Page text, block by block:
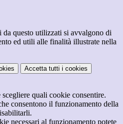
questo utilizzati si avvalgono di
ed utili alle finalità illustrate nella
Accetta tutti i cookies
quali cookie consentire.
consentono il funzionamento della
necessari al funzionamento potete